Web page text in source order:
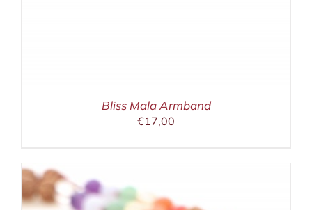
Bliss Mala Armband
€17,00